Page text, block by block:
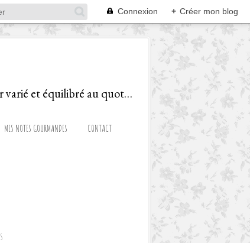
Connexion + Créer mon blog
Le blog d'une Diététicienne Gourmande, ravie de partager recettes et astuces pour cuisiner varié et équilibré au quotidien!
MES NOTES GOURMANDES CONTACT